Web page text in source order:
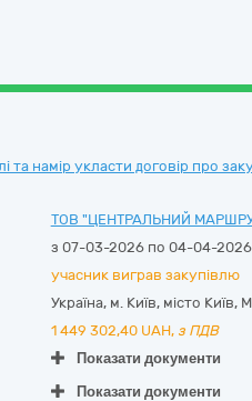
та намір укласти договір про
ТОВ "ЦЕНТРАЛЬНИЙ
з 07-03-2026 по 04-04-2026
учасник виграв закупівлю
Україна, м. Київ, місто Київ,
1 449 302,40 UAH, з ПДВ
Показати документи
Показати документи